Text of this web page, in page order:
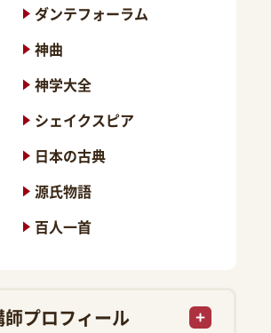
ダンテフォーラム
神曲
神学大全
シェイクスピア
日本の古典
源氏物語
百人一首
師プロフィール